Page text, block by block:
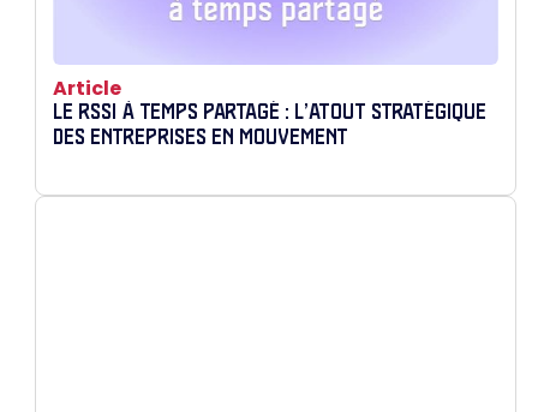
Article
LE RSSI À TEMPS PARTAGÉ : L’ATOUT STRATÉGIQUE
DES ENTREPRISES EN MOUVEMENT